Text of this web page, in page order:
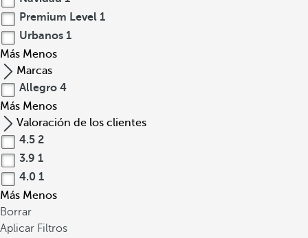
Premium Level 1
Urbanos 1
Más Menos
Marcas
Allegro 4
Más Menos
Valoración de los clientes
4.5 2
3.9 1
4.0 1
Más Menos
Borrar
Aplicar Filtros